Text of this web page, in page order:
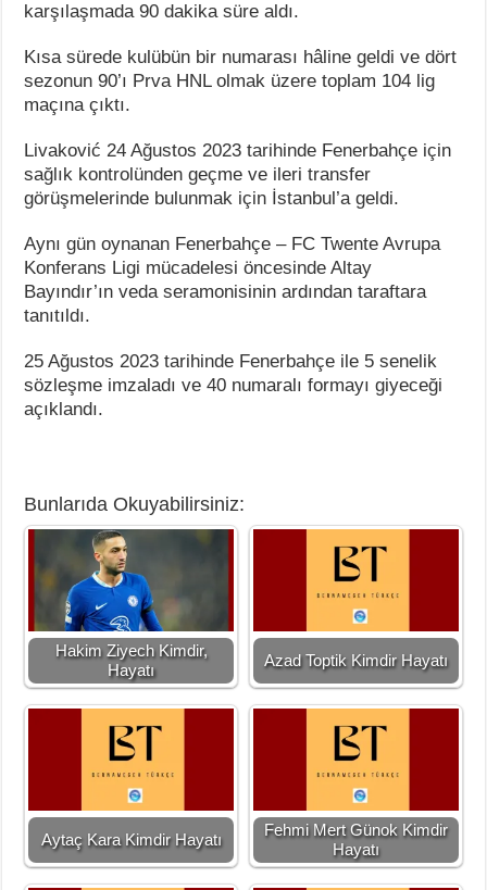
karşılaşmada 90 dakika süre aldı.
Kısa sürede kulübün bir numarası hâline geldi ve dört
sezonun 90’ı Prva HNL olmak üzere toplam 104 lig
maçına çıktı.
Livaković 24 Ağustos 2023 tarihinde Fenerbahçe için
sağlık kontrolünden geçme ve ileri transfer
görüşmelerinde bulunmak için İstanbul’a geldi.
Aynı gün oynanan Fenerbahçe – FC Twente Avrupa
Konferans Ligi mücadelesi öncesinde Altay
Bayındır’ın veda seramonisinin ardından taraftara
tanıtıldı.
25 Ağustos 2023 tarihinde Fenerbahçe ile 5 senelik
sözleşme imzaladı ve 40 numaralı formayı giyeceği
açıklandı.
Bunlarıda Okuyabilirsiniz:
Hakim Ziyech Kimdir,
Hayatı
Azad Toptik Kimdir Hayatı
Aytaç Kara Kimdir Hayatı
Fehmi Mert Günok Kimdir
Hayatı